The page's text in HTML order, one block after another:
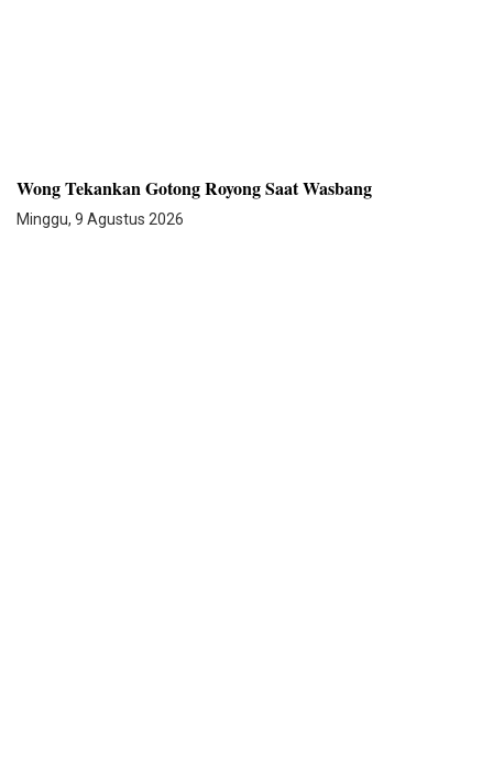
Wong Tekankan Gotong Royong Saat Wasbang
Minggu, 9 Agustus 2026